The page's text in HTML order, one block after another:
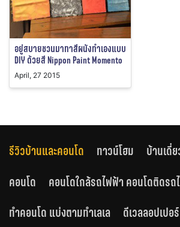
อยู่สบายชวนมาทาสีผนังทำเองแบบ
DIY ด้วยสี Nippon Paint Momento
April, 27 2015
รีวิวบ้านและคอนโด ทาวน์โฮม
บ้านเดี่
คอนโด
คอนโดใกล้รถไฟฟ้า คอนโดติดรถ
ทำคอนโด แบ่งตามทำเลเล
ดีเวลลอปเปอร์